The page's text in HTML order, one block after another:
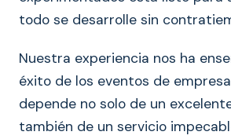
todo se desarrolle sin
Nuestra experiencia nos ha
éxito de los eventos de
depende no solo de un
también de un servicio